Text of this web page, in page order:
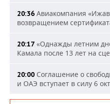
20:36 Авиакомпания
возвращением
20:17 «Однажды летним
Камала после 13 лет на
20:00 Соглашение о
и ОАЭ вступает в силу 6